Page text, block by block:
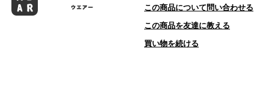
この商品について問い合わせる
この商品を友達に教える
買い物を続ける